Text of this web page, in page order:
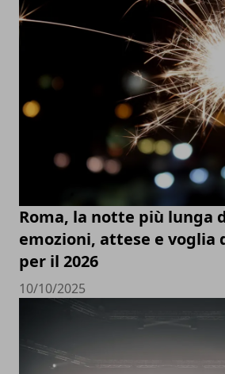
Roma, la notte più lunga
emozioni, attese e voglia
per il 2026
10/10/2025